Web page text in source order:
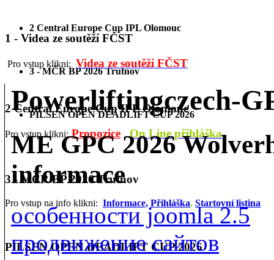
2 Central Europe Cup IPL Olomouc
3 - MČR BP 2026 Trutnov
PILSEN OPEN DEADLIFT CUP 2026
1 - Videa ze soutěží FČST
Pro vstup klikni: Videa ze soutěží FČST
2 Central Europe Cup IPL Olomouc
Pro vstup klikni: Propozice On Line přihláška
3 - MČR BP 2026 Trutnov
Pro vstup na info klikni: Informace, Přihláška, Startovní listina
PILSEN OPEN DEADLIFT CUP 2026
Powerliftingczech-
ME GPC 2026
informace
особенности joomla 2.5
продвижение сайтов